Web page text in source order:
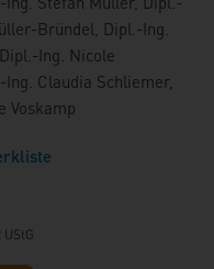
Bründel, Dipl.-Ing.
Ing. Nicole
Ing. Claudia Schliemer,
Voskamp